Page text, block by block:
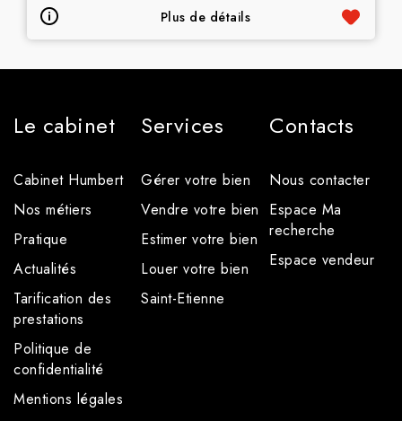
Plus de détails
Le cabinet
Cabinet Humbert
Nos métiers
Pratique
Actualités
Tarification des
prestations
Politique de
confidentialité
Mentions légales
Services
Gérer votre bien
Vendre votre bien
Estimer votre bien
Louer votre bien
Saint-Etienne
Contacts
Nous contacter
Espace Ma
recherche
Espace vendeur